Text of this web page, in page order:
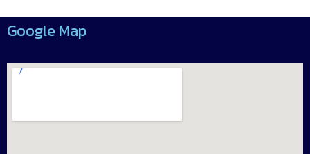
Google Map